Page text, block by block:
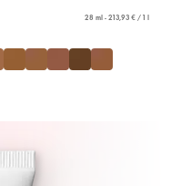
28 ml - 213,93 € / 1 l